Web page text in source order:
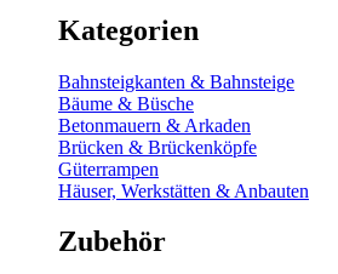
Kategorien
Bahnsteigkanten & Bahnsteige
Bäume & Büsche
Betonmauern & Arkaden
Brücken & Brückenköpfe
Güterrampen
Häuser, Werkstätten & Anbauten
Zubehör